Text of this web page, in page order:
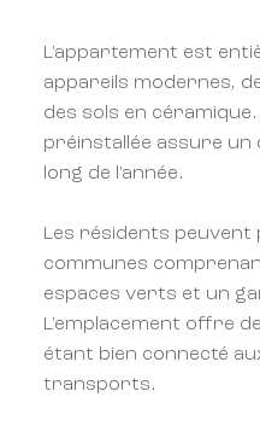
L'appartement est
appareils modernes,
des sols en
préinstallée assure un
long de l'année.
Les résidents
communes
espaces verts et un
L'emplacement offre
étant bien connecté
transports.